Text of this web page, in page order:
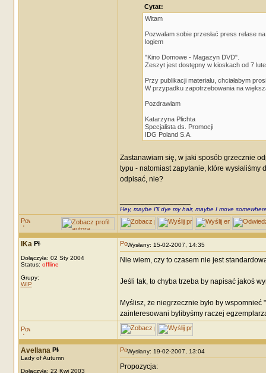
Cytat:
Witam
Pozwalam sobie przesłać press relase
logiem
"Kino Domowe - Magazyn DVD".
Zeszyt jest dostępny w kioskach od 7
Przy publikacji materiału, chciałabym
W przypadku zapotrzebowania na
Pozdrawiam
Katarzyna Plichta
Specjalista ds. Promocji
IDG Poland S.A.
Zastanawiam się, w jaki sposób grzecznie
typu - natomiast zapytanie, które wysłaliśmy
odpisać, nie?
Hey, maybe I'll dye my hair, maybe I move
IKa
Dołączyła: 02 Sty 2004
Status: offline
Grupy:
WIP
Wysłany: 15-02-2007, 14:35
Nie wiem, czy to czasem nie jest
Jeśli tak, to chyba trzeba by napisać jakoś
Myślisz, że niegrzecznie było by
zainteresowani bylibyśmy raczej
Avellana
Lady of Autumn
Dołączyła: 22 Kwi 2003
Wysłany: 19-02-2007, 13:04
Propozycja: